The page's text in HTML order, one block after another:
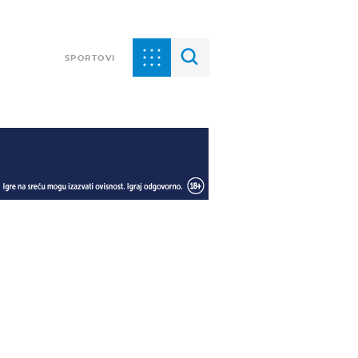
SPORTOVI